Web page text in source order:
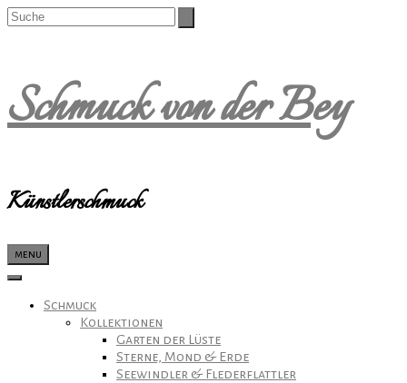
Schmuck von der Bey
Künstlerschmuck
menu
Schmuck
Kollektionen
Garten der Lüste
Sterne, Mond & Erde
Seewindler & Flederflattler